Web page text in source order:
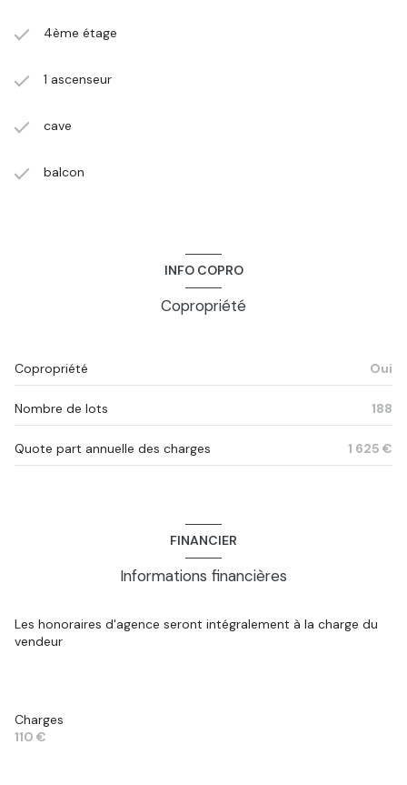
4ème étage
1 ascenseur
cave
balcon
INFO COPRO
Copropriété
Copropriété Oui
Nombre de lots 188
Quote part annuelle des charges 1 625 €
FINANCIER
Informations financières
Les honoraires d'agence seront intégralement à la charge du
vendeur
Charges
110 €